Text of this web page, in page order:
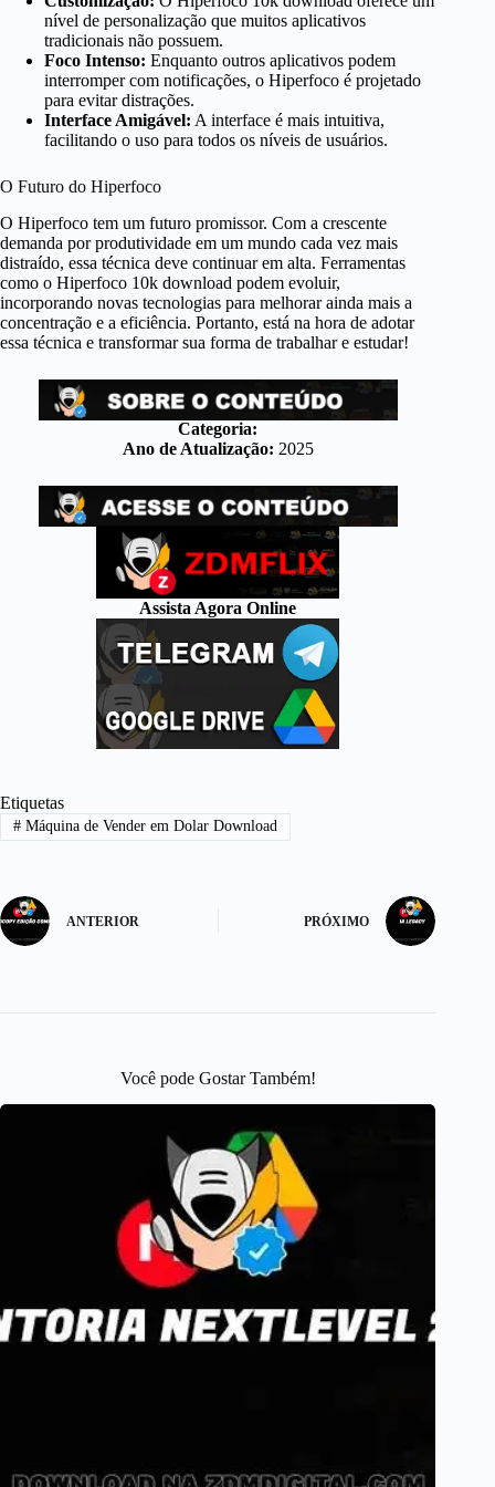
nível de personalização que muitos aplicativos
tradicionais não possuem.
Foco Intenso: Enquanto outros aplicativos podem
interromper com notificações, o Hiperfoco é projetado
para evitar distrações.
Interface Amigável: A interface é mais intuitiva,
facilitando o uso para todos os níveis de usuários.
O Futuro do Hiperfoco
O Hiperfoco tem um futuro promissor. Com a crescente
demanda por produtividade em um mundo cada vez mais
distraído, essa técnica deve continuar em alta. Ferramentas
como o Hiperfoco 10k download podem evoluir,
incorporando novas tecnologias para melhorar ainda mais a
concentração e a eficiência. Portanto, está na hora de adotar
essa técnica e transformar sua forma de trabalhar e estudar!
Categoria:
Ano de Atualização: 2025
Assista Agora Online
Etiquetas
#Máquina de Vender em Dolar Download
ANTERIOR PRÓXIMO
Você pode Gostar Também!